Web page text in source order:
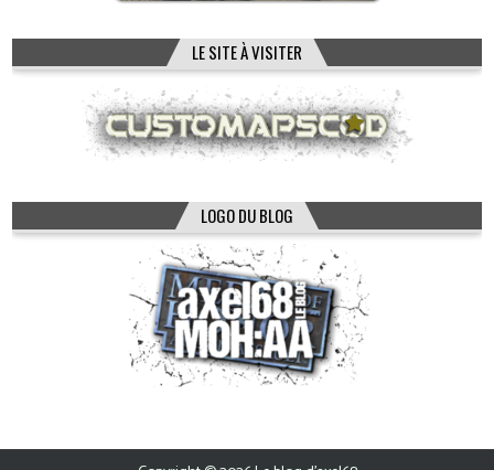
LE SITE À VISITER
LOGO DU BLOG